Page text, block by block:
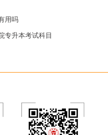
用吗
专升本考试科目